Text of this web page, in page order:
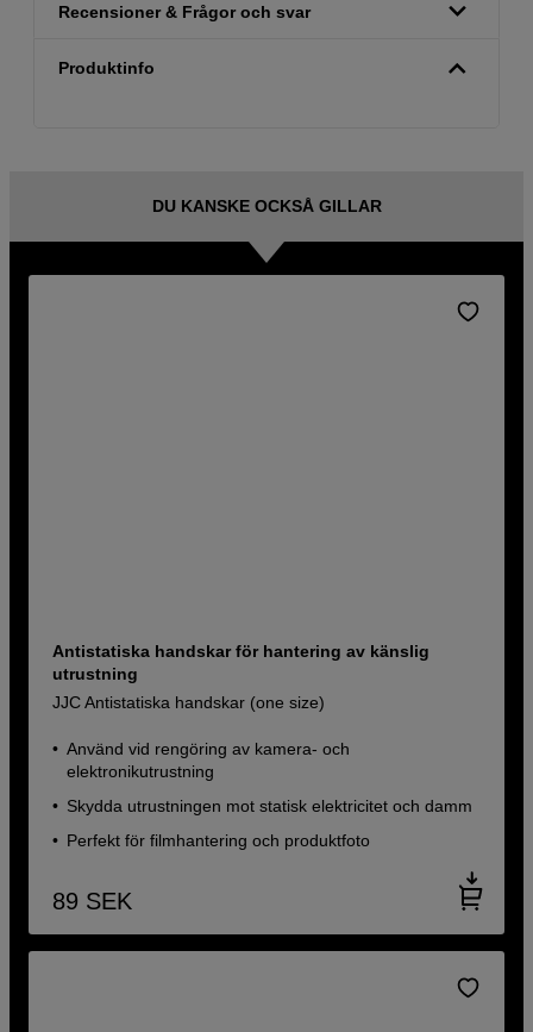
Recensioner & Frågor och svar
Produktinfo
DU KANSKE OCKSÅ GILLAR
Antistatiska handskar för hantering av känslig
utrustning
JJC Antistatiska handskar (one size)
Använd vid rengöring av kamera- och
elektronikutrustning
Skydda utrustningen mot statisk elektricitet och damm
Perfekt för filmhantering och produktfoto
89 SEK